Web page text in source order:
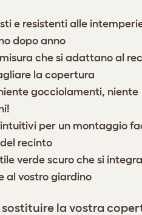
e resistenti alle
dopo anno
misura che si adattano al
la copertura
gocciolamenti, niente
per un montaggio
recinto
verde scuro che si integra
al vostro giardino
la vostra